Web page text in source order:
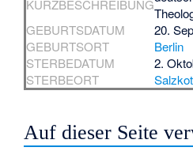
KURZBESCHREIBUNG
GEBURTSDATUM
20.
GEBURTSORT
Berlin
STERBEDATUM
2.
STERBEORT
Auf dieser Seite